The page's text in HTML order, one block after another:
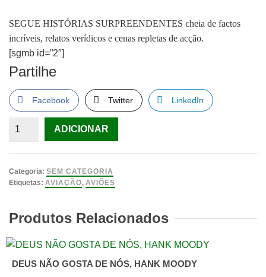
SEGUE HISTÓRIAS SURPREENDENTES cheia de factos
incríveis, relatos verídicos e cenas repletas de acção.
[sgmb id=”2″]
Partilhe
Facebook Twitter LinkedIn
Quantidade
A
viagem
aqui
Dorling
Kindersley
ADICIONAR
Categoria: SEM CATEGORIA
Etiquetas: AVIAÇÃO, AVIÕES
Produtos Relacionados
DEUS NÃO GOSTA DE NÓS, HANK MOODY